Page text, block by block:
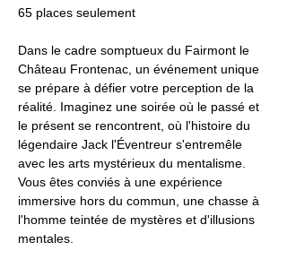
65 places seulement
Dans le cadre somptueux du Fairmont le
Château Frontenac, un événement unique
se prépare à défier votre perception de la
réalité. Imaginez une soirée où le passé et
le présent se rencontrent, où l'histoire du
légendaire Jack l'Éventreur s'entremêle
avec les arts mystérieux du mentalisme.
Vous êtes conviés à une expérience
immersive hors du commun, une chasse à
l'homme teintée de mystères et d'illusions
mentales.